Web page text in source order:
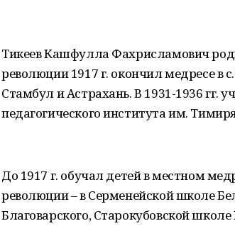
Тикеев Кашфулла Фахрисламович
революции 1917 г. окончил медресе в
Стамбул и Астрахань. В 1931-1936 гг.
педагогического института им.
До 1917 г. обучал детей в местном
революции – в Серменейской школе
Благоварского, Старокубовской